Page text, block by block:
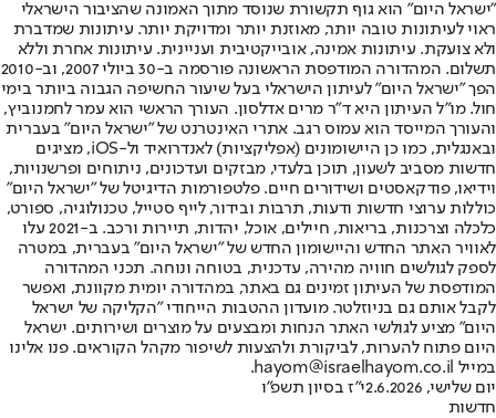
"ישראל היום" הוא גוף תקשורת שנוסד מתוך האמונה שהציבור הישראלי
ראוי לעיתונות טובה יותר, מאוזנת יותר ומדויקת יותר. עיתונות שמדברת
ולא צועקת. עיתונות אמינה, אובייקטיבית ועניינית. עיתונות אחרת וללא
תשלום. המהדורה המודפסת הראשונה פורסמה ב-30 ביולי 2007, וב-2010
הפך "ישראל היום" לעיתון הישראלי בעל שיעור החשיפה הגבוה ביותר בימי
חול. מו"ל העיתון היא ד"ר מרים אדלסון. העורך הראשי הוא עמר לחמנוביץ,
והעורך המייסד הוא עמוס רגב. אתרי האינטרנט של "ישראל היום" בעברית
ובאנגלית, כמו כן היישומונים (אפליקציות) לאנדרואיד ול-iOS, מציגים
חדשות מסביב לשעון, תוכן בלעדי, מבזקים ועדכונים, ניתוחים ופרשנויות,
וידיאו, פודקאסטים ושידורים חיים. פלטפורמות הדיגיטל של "ישראל היום"
כוללות ערוצי חדשות ודעות, תרבות ובידור, לייף סטייל, טכנולוגיה, ספורט,
כלכלה וצרכנות, בריאות, חיילים, אוכל, יהדות, תיירות ורכב. ב-2021 עלו
לאוויר האתר החדש והיישומון החדש של "ישראל היום" בעברית, במטרה
לספק לגולשים חוויה מהירה, עדכנית, בטוחה ונוחה. תכני המהדורה
המודפסת של העיתון זמינים גם באתר, במהדורה יומית מקוונת, ואפשר
לקבל אותם גם בניוזלטר. מועדון ההטבות הייחודי "הקליקה של ישראל
היום" מציע לגולשי האתר הנחות ומבצעים על מוצרים ושירותים. ישראל
היום פתוח להערות, לביקורת ולהצעות לשיפור מקהל הקוראים. פנו אלינו
במייל hayom@israelhayom.co.il.
יום שלישי, 2.6.2026
י"ז בסיון תשפ"ו
חדשות